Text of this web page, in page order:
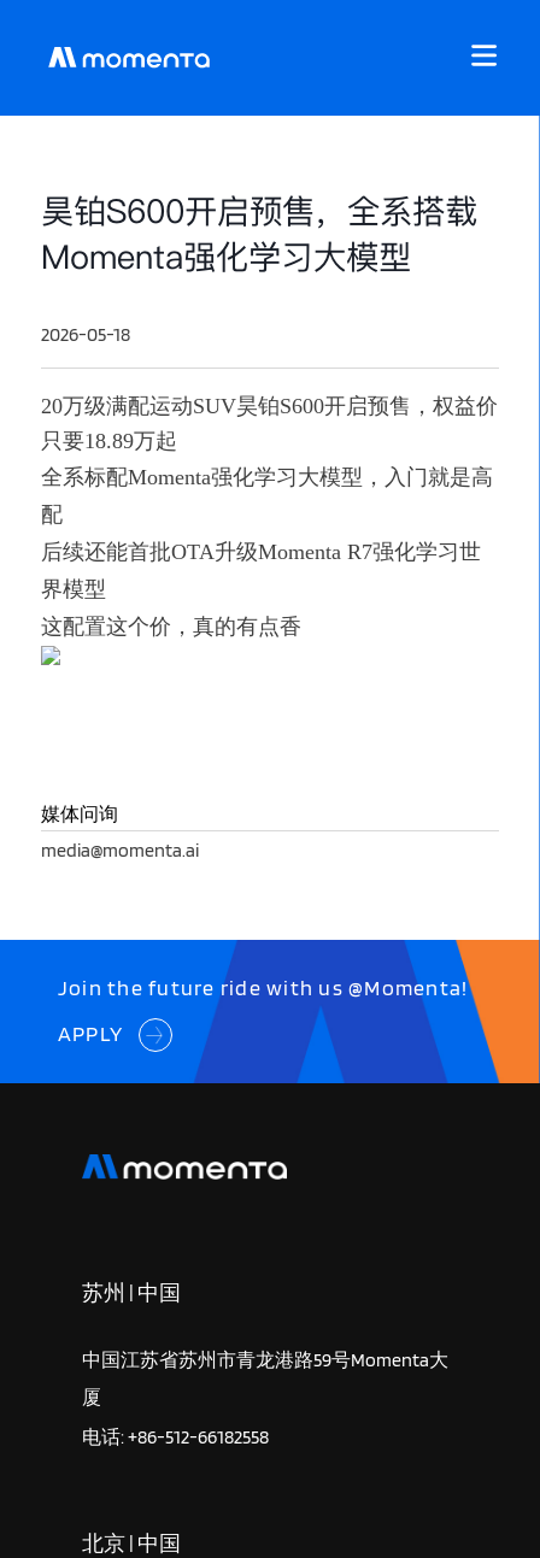
昊铂S600开启预售，全系搭载
Momenta强化学习大模型
2026-05-18
20万级满配运动SUV昊铂S600开启预售，权益价
只要18.89万起
全系标配Momenta强化学习大模型，入门就是高
配
后续还能首批OTA升级Momenta R7强化学习世
界模型
这配置这个价，真的有点香
媒体问询
media@momenta.ai
Join the future ride with us @Momenta!
APPLY
苏州 | 中国
中国江苏省苏州市青龙港路59号Momenta大
厦
电话: +86-512-66182558
北京 | 中国